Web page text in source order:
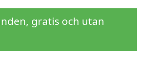
gratis och utan